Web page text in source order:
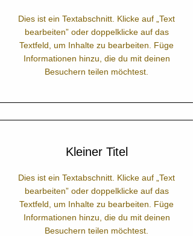
Dies ist ein Textabschnitt. Klicke auf „Text
bearbeiten” oder doppelklicke auf das
Textfeld, um Inhalte zu bearbeiten. Füge
Informationen hinzu, die du mit deinen
Besuchern teilen möchtest.
Kleiner Titel
Dies ist ein Textabschnitt. Klicke auf „Text
bearbeiten” oder doppelklicke auf das
Textfeld, um Inhalte zu bearbeiten. Füge
Informationen hinzu, die du mit deinen
Besuchern teilen möchtest.